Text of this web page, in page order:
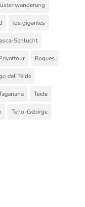
los gigantes
Schlucht
Roques
del Teide
Teide
Teno-Gebirge